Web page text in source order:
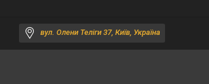
вул. Олени Теліги 37, Київ, Україна